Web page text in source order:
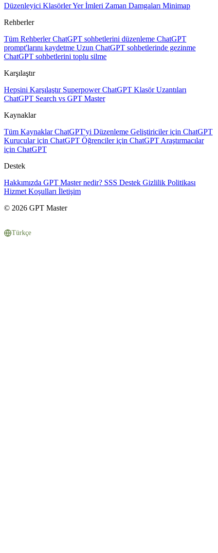
Düzenleyici KlasörlerYer İmleri Zaman Damgaları Minimap
Rehberler
Tüm RehberlerChatGPT sohbetlerini düzenleme ChatGPT
prompt'larını kaydetme Uzun ChatGPT sohbetlerinde gezinme
ChatGPT sohbetlerini toplu silme
Karşılaştır
Hepsini Karşılaştır Superpower ChatGPT Klasör Uzantıları
ChatGPT Search vs GPT Master
Kaynaklar
Tüm KaynaklarChatGPT'yi Düzenleme Geliştiriciler için ChatGPT
Kurucular için ChatGPT Öğrenciler için ChatGPT Araştırmacılar
için ChatGPT
Destek
Hakkımızda GPT Master nedir? SSS Destek Gizlilik Politikası
Hizmet Koşulları İletişim
© 2026 GPT Master
Türkçe